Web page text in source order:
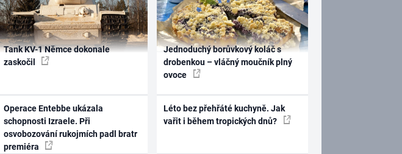
Tank KV-1 Němce dokonale
zaskočil
Operace Entebbe ukázala
schopnosti Izraele. Při
osvobozování rukojmích padl bratr
premiéra
Jednoduchý borůvkový koláč s
drobenkou – vláčný moučník plný
ovoce
Léto bez přehřáté kuchyně. Jak
vařit i během tropických dnů?